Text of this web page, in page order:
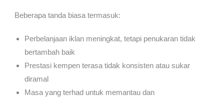
Beberapa tanda biasa termasuk:
Perbelanjaan iklan meningkat, tetapi penukaran tidak
bertambah baik
Prestasi kempen terasa tidak konsisten atau sukar
diramal
Masa yang terhad untuk memantau dan